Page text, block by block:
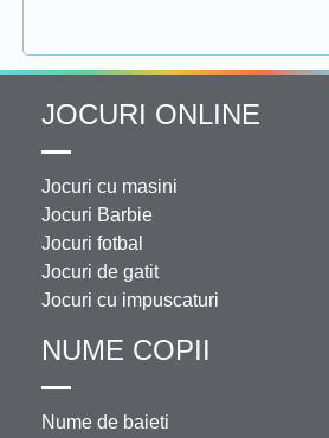
JOCURI ONLINE
Jocuri cu masini
Jocuri Barbie
Jocuri fotbal
Jocuri de gatit
Jocuri cu impuscaturi
NUME COPII
Nume de baieti